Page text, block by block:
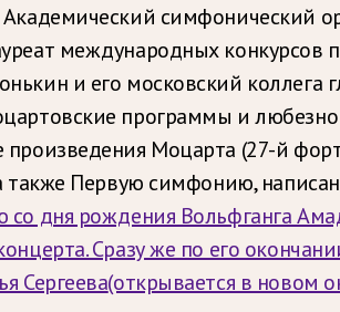
симфонический
международных конкурсов
и его московский
программы и
Моцарта (27-й
также Первую симфонию,
со дня рождения Вольфганга
Сразу же по его
Сергеева(открывается в новом